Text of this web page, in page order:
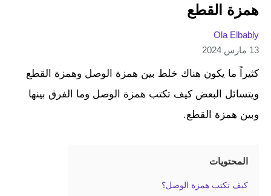
همزة القطع
Ola Elbably
13 مارس 2024
كثيراً ما يكون هناك خلط بين همزة الوصل وهمزة القطع
ويتسائل البعض كيف تكتب همزة الوصل وما الفرق بينها
وبين همزة القطع.
المحتويات
كيف تكتب همزة الوصل؟